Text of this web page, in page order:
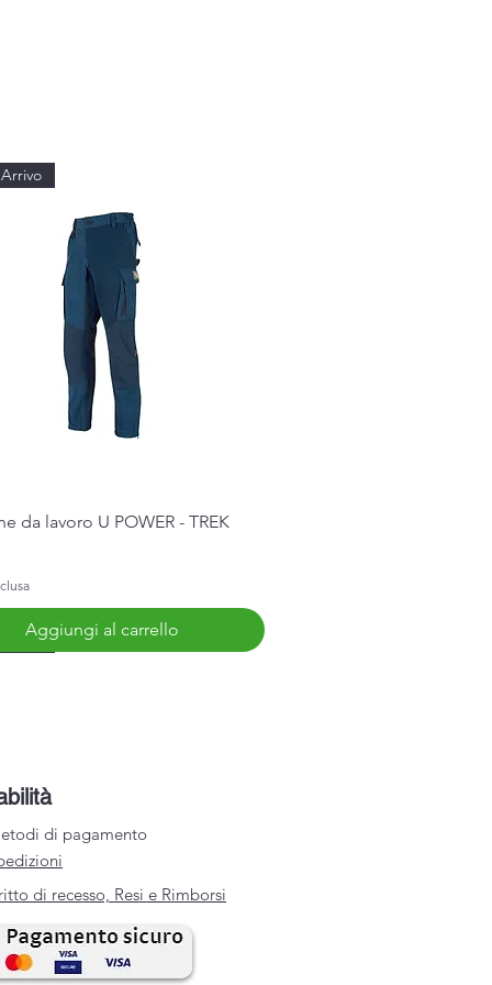
Vista rapida
da lavoro U POWER - TREK
Aggiungi al carrello
di pagamento
di recesso, Resi e Rimborsi